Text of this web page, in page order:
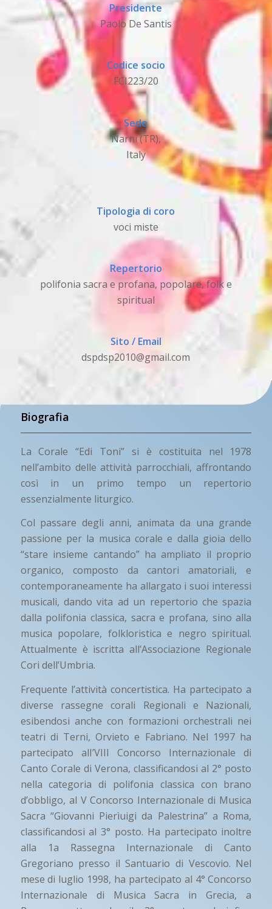
Presidente
Paolo De Santis
Codice socio
FCI223/20
Sede
Narni (TR),
Italy
Tipologia di coro
voci miste
Repertorio
polifonia sacra e profana, popolare, folk e
spiritual
Sito / Email
dspdsp2010@gmail.com
Biografia
La Corale “Edi Toni” si è costituita nel 1978
nell’ambito delle attività parrocchiali, affrontando
così in un primo tempo un repertorio
essenzialmente liturgico.
Col passare degli anni, animata da una grande
passione per la musica corale e dalla gioia dello
“stare insieme cantando” ha ampliato il proprio
organico, composto da cantori amatoriali, e
contemporaneamente ha allargato i suoi interessi
musicali, dando vita ad un repertorio che spazia
dalla polifonia classica, sacra e profana, sino alla
musica popolare, folkloristica e negro spiritual.
Attualmente è iscritta all’Associazione Regionale
Cori dell’Umbria.
Frequente l’attività concertistica. Ha partecipato a
diverse rassegne corali Regionali e Nazionali,
esibendosi anche con formazioni orchestrali nei
teatri di Terni, Orvieto e Fabriano. Nel 1997 ha
partecipato alI’VIII Concorso Internazionale di
Canto Corale di Verona, classificandosi al 2° posto
nella categoria di polifonia classica con brano
d’obbligo, al V Concorso Internazionale di Musica
Sacra “Giovanni Pierìuigi da Palestrina” a Roma,
classificandosi al 3° posto. Ha partecipato inoltre
alla 1a Rassegna Internazionale di Canto
Gregoriano presso il Santuario di Vescovio. Nel
mese di luglio 1998, ha partecipato al 4° Concorso
Internazionale di Musica Sacra in Grecia, a